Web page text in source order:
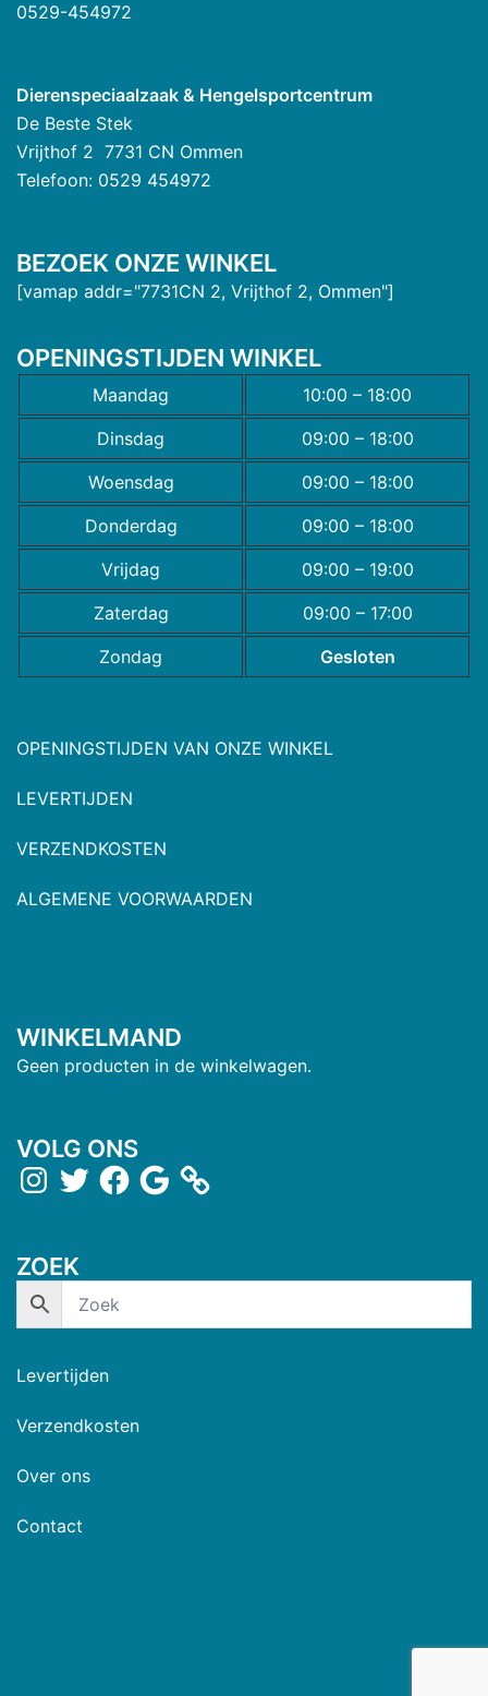
0529-454972
Dierenspeciaalzaak & Hengelsportcentrum
De Beste Stek
Vrijthof 2 7731 CN Ommen
Telefoon: 0529 454972
BEZOEK ONZE WINKEL
[vamap addr="7731CN 2, Vrijthof 2, Ommen"]
OPENINGSTIJDEN WINKEL
Maandag
10:00 – 18:00
Dinsdag
09:00 – 18:00
Woensdag
09:00 – 18:00
Donderdag
09:00 – 18:00
Vrijdag
09:00 – 19:00
Zaterdag
09:00 – 17:00
Zondag
Gesloten
OPENINGSTIJDEN VAN ONZE WINKEL
LEVERTIJDEN
VERZENDKOSTEN
ALGEMENE VOORWAARDEN
WINKELMAND
Geen producten in de winkelwagen.
VOLG ONS
ZOEK
Levertijden
Verzendkosten
Over ons
Contact